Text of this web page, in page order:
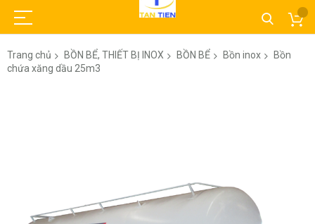
Trang chủ BỒN BỂ, THIẾT BỊ INOX BỒN BỂ Bồn inox
Bồn
chứa xăng dầu 25m3